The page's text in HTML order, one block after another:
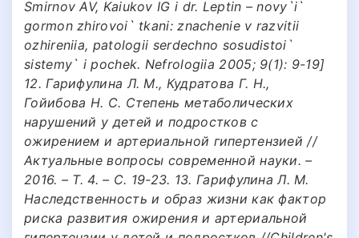
Smirnov AV, Kaiukov IG i dr. Leptin – novy`i`
gormon zhirovoi` tkani: znachenie v razvitii
ozhireniia, patologii serdechno sosudistoi`
sistemy` i pochek. Nefrologiia 2005; 9(1): 9-19]
12. Гарифулина Л. М., Кудратова Г. Н.,
Гойибова Н. С. Степень метаболических
нарушений у детей и подростков с
ожирением и артериальной гипертензией //
Актуальные вопросы современной науки. –
2016. – Т. 4. – С. 19-23. 13. Гарифулина Л. М.
Наследственность и образ жизни как фактор
риска развития ожирения и артериальной